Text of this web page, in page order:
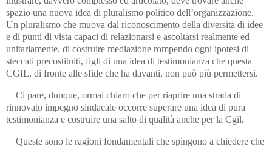
spazio una nuova idea di pluralismo politico dell’organizzazione.
Un pluralismo che muova dal riconoscimento della diversità di idee
e di punti di vista capaci di relazionarsi e ascoltarsi realmente ed
unitariamente, di costruire mediazione rompendo ogni ipotesi di
steccati precostituiti, figli di una idea di testimonianza che questa
CGIL, di fronte alle sfide che ha davanti, non può più permettersi.
Ci pare, dunque, ormai chiaro che per riaprire una strada di
rinnovato impegno sindacale occorre superare una idea di pura
testimonianza e costruire una salto di qualità anche per la Cgil.
Queste sono le ragioni fondamentali che spingono a chiedere che